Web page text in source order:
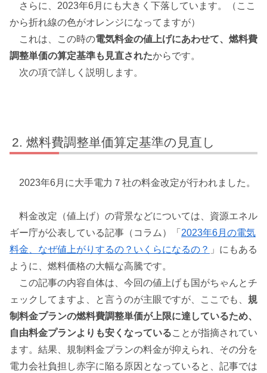
さらに、2023年6月にも大きく下落しています。（ここ
から折れ線の色がオレンジになってますが）
これは、この時の電気料金の値上げにあわせて、燃料費
調整単価の算定基準も見直されたからです。
次の項で詳しく説明します。
燃料費調整単価算定基準の見直し
2023年6月に大手電力７社の料金改定が行われました。
料金改定（値上げ）の背景などについては、資源エネル
ギー庁が公表している記事（コラム）「 2023年6月の電気
料金、なぜ値上がりするの？いくらになるの？ 」にもある
ように、燃料価格の大幅な高騰です。
この記事の内容自体は、今回の値上げも国がちゃんとチ
ェックしてますよ、と言うのが主眼ですが、ここでも、 規
制料金プランの燃料費調整単価が上限に達しているため、
自由料金プランよりも安くなっていることが指摘されてい
ます。結果、規制料金プランの料金が抑えられ、その分を
電力会社負担し赤字に陥る原因となっていると、記事では